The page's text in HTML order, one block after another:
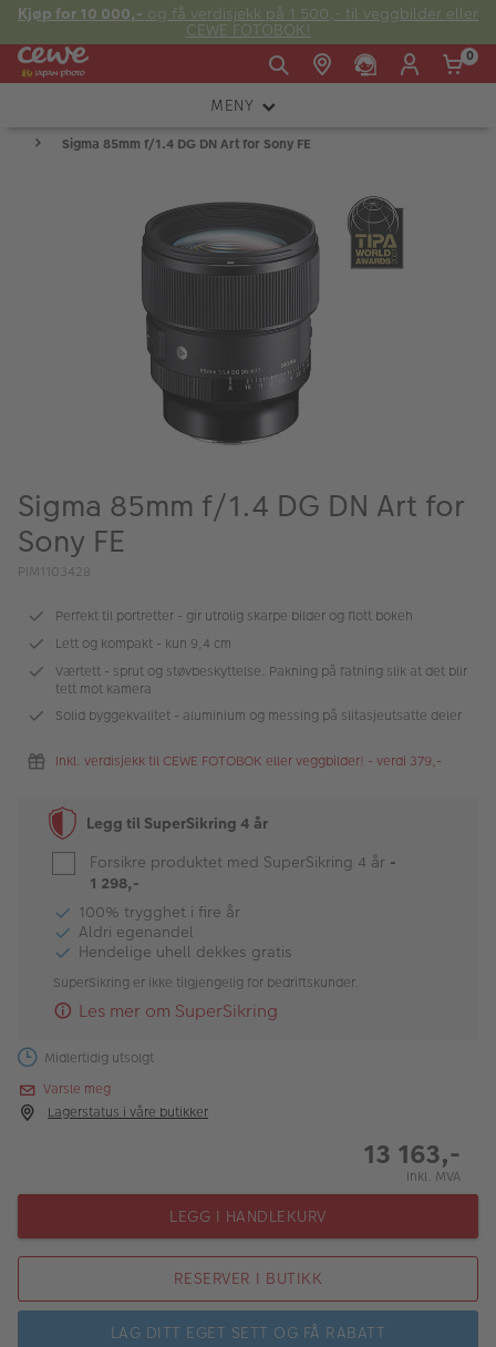
Kjøp for 10 000,- og få verdisjekk på 1 500,- til veggbilder eller
CEWE FOTOBOK!
Fre:
20:00
E-post:
0
MENY
KAMERA
ALBUM
Kampanjer
Lagersalg
Bildeprodukter
Fotokurs
Inspirasjon
Butikkoversikt
Sigma 85mm f/1.4 DG DN Art for Sony FE
Sigma 85mm f/1.4 DG DN Art for
Sony FE
PIM1103428
Perfekt til portretter - gir utrolig skarpe bilder og flott bokeh
Lett og kompakt - kun 9,4 cm
Værtett - sprut og støvbeskyttelse. Pakning på fatning slik at det blir
tett mot kamera
Solid byggekvalitet - aluminium og messing på slitasjeutsatte deler
Inkl. verdisjekk til CEWE FOTOBOK eller veggbilder! - verdi 379,-
Legg til SuperSikring 4 år
Forsikre produktet med SuperSikring 4 år -
1 298,-
100% trygghet i fire år
Aldri egenandel
Hendelige uhell dekkes gratis
SuperSikring er ikke tilgjengelig for bedriftskunder.
Les mer om SuperSikring
Midlertidig utsolgt
Varsle meg
Lagerstatus i våre butikker
13 163,-
Inkl. MVA
LEGG I HANDLEKURV
RESERVER I BUTIKK
LAG DITT EGET SETT OG FÅ RABATT